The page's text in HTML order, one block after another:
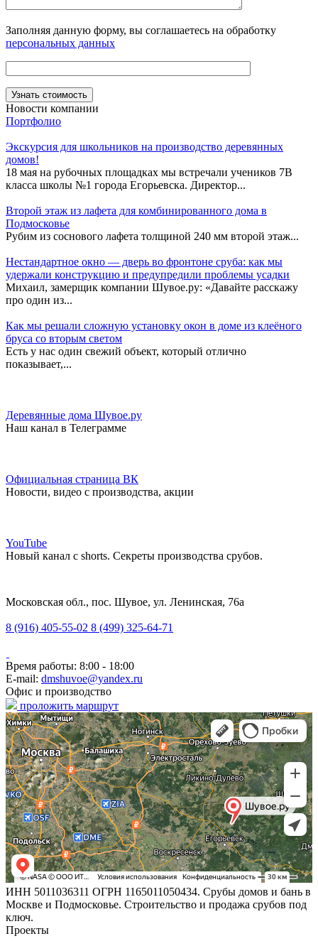
Заполняя данную форму, вы соглашаетесь на обработку
персональных данных
Новости компании
Портфолио
Экскурсия для школьников на производство деревянных
домов!
18 мая на рубочных площадках мы встречали учеников 7В
класса школы №1 города Егорьевска. Директор...
Второй этаж из лафета для комбинированного дома в
Подмосковье
Рубим из соснового лафета толщиной 240 мм второй этаж...
Нестандартное окно — дверь во фронтоне сруба: как мы
удержали конструкцию и предупредили проблемы усадки
Михаил, замерщик компании Шувое.ру: «Давайте расскажу
про один из...
Как мы решали сложную установку окон в доме из клеёного
бруса со вторым светом
Есть у нас один свежий объект, который отлично
показывает,...
Деревянные дома Шувое.ру
Наш канал в Телеграмме
Официальная страница ВК
Новости, видео с производства, акции
YouTube
Новый канал с shorts. Секреты производства срубов.
Московская обл., пос. Шувое, ул. Ленинская, 76а
8 (916) 405-55-02 8 (499) 325-64-71
Время работы: 8:00 - 18:00
E-mail: dmshuvoe@yandex.ru
Офис и производство
проложить маршрут
ИНН 5011036311 ОГРН 1165011050434. Срубы домов и бань в
Москве и Подмосковье. Строительство и продажа срубов под
ключ.
Проекты